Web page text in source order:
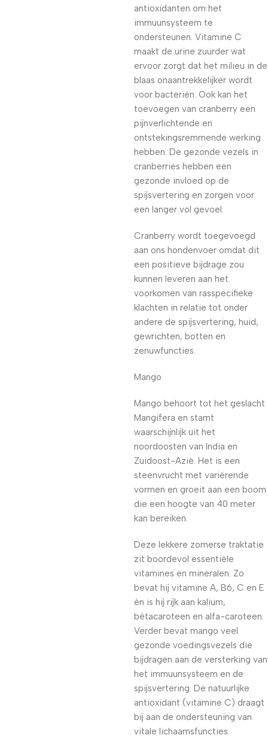
antioxidanten om het
immuunsysteem te
ondersteunen. Vitamine C
maakt de urine zuurder wat
ervoor zorgt dat het milieu in de
blaas onaantrekkelijker wordt
voor bacteriën. Ook kan het
toevoegen van cranberry een
pijnverlichtende en
ontstekingsremmende werking
hebben. De gezonde vezels in
cranberries hebben een
gezonde invloed op de
spijsvertering en zorgen voor
een langer vol gevoel.
Cranberry wordt toegevoegd
aan ons hondenvoer omdat dit
een positieve bijdrage zou
kunnen leveren aan het
voorkomen van rasspecifieke
klachten in relatie tot onder
andere de spijsvertering, huid,
gewrichten, botten en
zenuwfuncties.
Mango
Mango behoort tot het geslacht
Mangifera en stamt
waarschijnlijk uit het
noordoosten van India en
Zuidoost-Azië. Het is een
steenvrucht met variërende
vormen en groeit aan een boom
die een hoogte van 40 meter
kan bereiken.
Deze lekkere zomerse traktatie
zit boordevol essentiële
vitamines en mineralen. Zo
bevat hij vitamine A, B6, C en E
én is hij rijk aan kalium,
bètacaroteen en alfa-caroteen.
Verder bevat mango veel
gezonde voedingsvezels die
bijdragen aan de versterking van
het immuunsysteem en de
spijsvertering. De natuurlijke
antioxidant (vitamine C) draagt
bij aan de ondersteuning van
vitale lichaamsfuncties.